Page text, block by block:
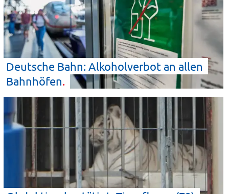
Deutsche Bahn: Alkoholverbot an allen
Bahnhöfen